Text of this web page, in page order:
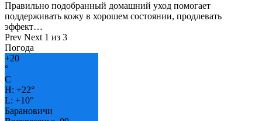
Правильно подобранный домашний уход помогает
поддерживать кожу в хорошем состоянии, продлевать
эффект…
Prev Next 1 из 3
Погода
+20
°
C
H: +22°
L: +10°
Барановичи